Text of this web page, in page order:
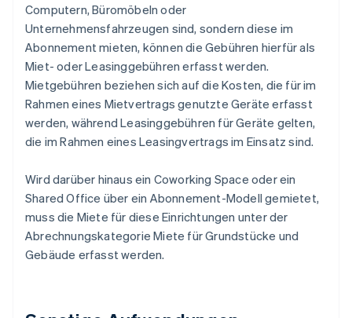
Computern, Büromöbeln oder
Unternehmensfahrzeugen sind, sondern diese im
Abonnement mieten, können die Gebühren hierfür als
Miet- oder Leasinggebühren erfasst werden.
Mietgebühren beziehen sich auf die Kosten, die für im
Rahmen eines Mietvertrags genutzte Geräte erfasst
werden, während Leasinggebühren für Geräte gelten,
die im Rahmen eines Leasingvertrags im Einsatz sind.
Wird darüber hinaus ein Coworking Space oder ein
Shared Office über ein Abonnement-Modell gemietet,
muss die Miete für diese Einrichtungen unter der
Abrechnungskategorie Miete für Grundstücke und
Gebäude erfasst werden.